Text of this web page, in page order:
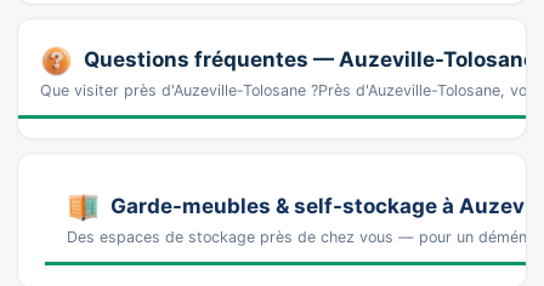
Questions fréquentes — Auzeville-Tolosane
Que visiter près d'Auzeville-Tolosane ?Près d'Auzeville-Tolosane,
Garde-meubles & self-stockage à
Des espaces de stockage près de chez vous — pour un